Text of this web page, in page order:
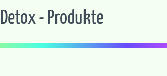
Detox - Produkte